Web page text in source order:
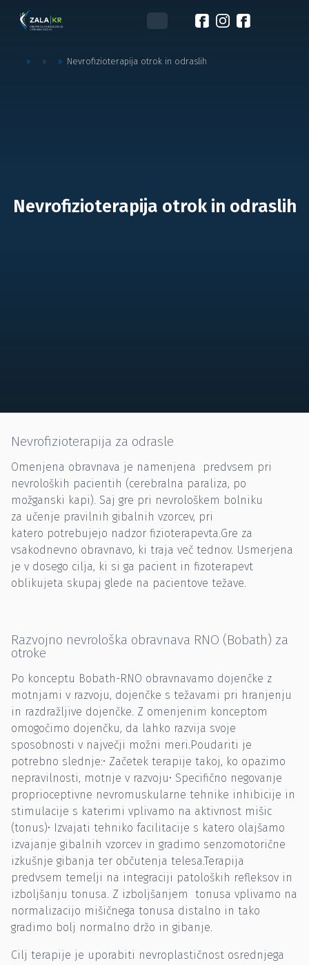
» » » Nevrofizioterapija otrok in odraslih
Nevrofizioterapija otrok in odraslih
Nevrofizioterapija za odrasle
Omenjena obravnava je namenjena predvsem pri
nevroloških pacientih (cerebralna paraliza, po
možganski kapi). Saj gre pri nevrološkem bolniku
za učenje pravilnih gibalnih vzorcev, pri
katero potrebujejo nadzor fizioterapevta.Gre za
vsakodnevno obravnavo, ki traja več tednov. Usmerjena
je v dosego cilja, ki si ga pacient in fizoterapevt
oblikujeta skupaj glede na pacientove težave.
Razvojno nevrološka obravnava RNO (Bobath) za
otroke
Po konceptu Bobath-RNO obravnavamo dojenčke z
motnjami v razvoju, dojenčke s težavami pri hranjenju
in razdražljive dojenčke. Z omenjenim konceptom
omogočimo dojenčku, da lahko razvija svoje
sposobnosti v največji možni meri.Poudariti je
potrebno slednje:• Začetek terapije takoj, ko opazimo
nepravilnosti, motnje v razvoju• Specifično negovanje
proprioceptivne nevromuskularne tehnike inhibicije in
stimulacije s katerimi vplivamo na aktivnost mišic
(tonus)• Izvajati tehniko facilitacije s katero olajšamo
izvajanje gibalnih vzorcev in gradimo senzomotorične
izkušnje gibanja ter občutenja telesa.Terapija
predvsem temelji na integraciji patoloških refleksov in
izboljšanju tonusa. Z izboljšanjem tonusa vplivamo na
normalizacijo mišičnega tonusa distalno in tako
gradimo bolj normalno držo in gibanje.
Cilj terapije je uporabiti nevroplastičnost osrednjega